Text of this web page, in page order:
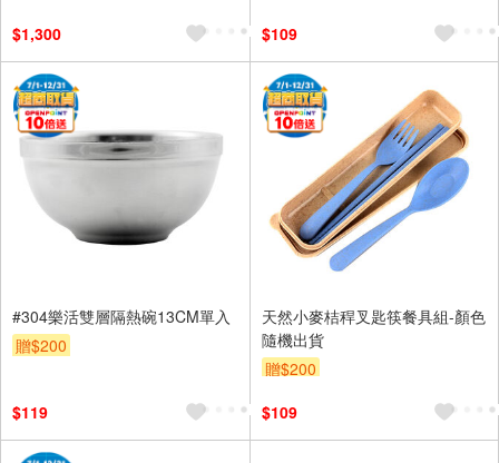
$1,300 $109
#304樂活雙層隔熱碗13CM單入
贈$200
$119
天然小麥桔稈叉匙筷餐具組-顏色
隨機出貨
贈$200
$109